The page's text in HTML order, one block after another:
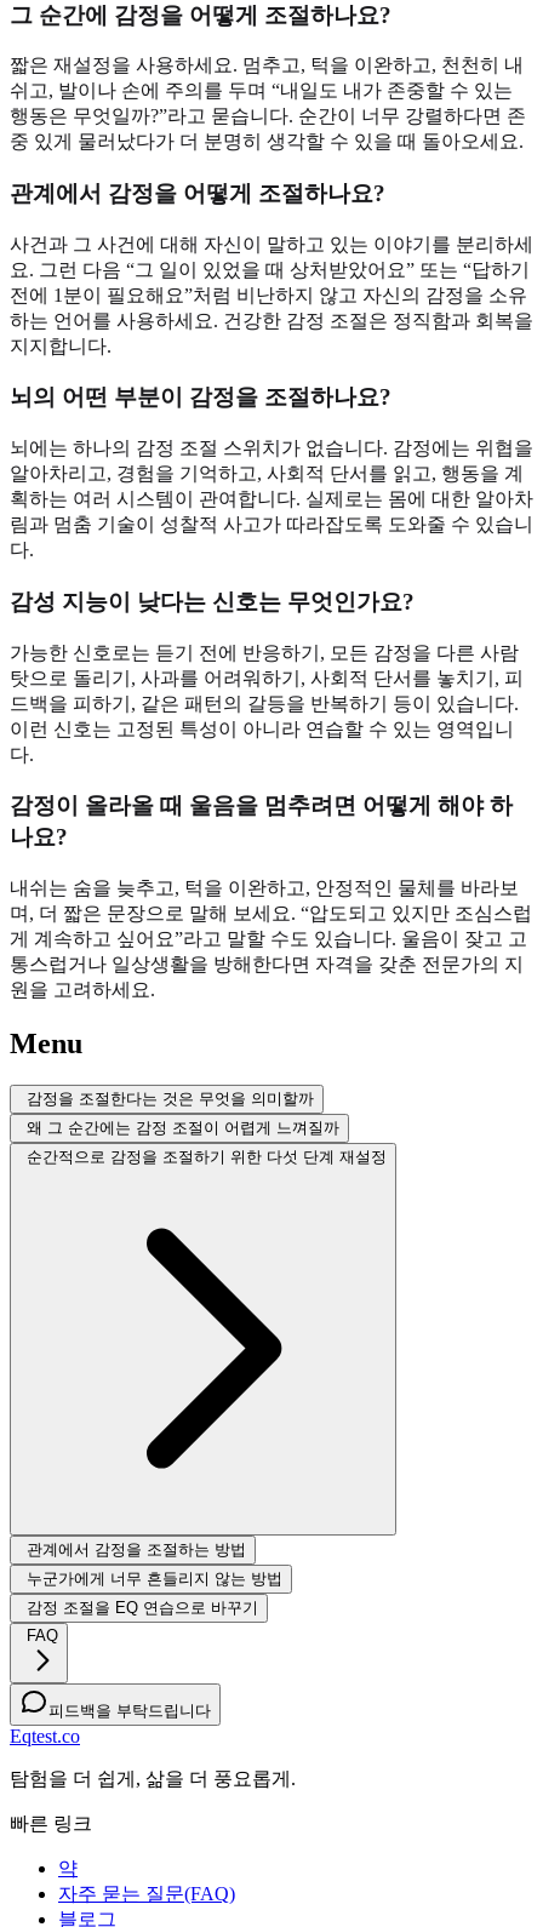
그 순간에 감정을 어떻게 조절하나요?
짧은 재설정을 사용하세요. 멈추고, 턱을 이완하고, 천천히 내
쉬고, 발이나 손에 주의를 두며 “내일도 내가 존중할 수 있는
행동은 무엇일까?”라고 묻습니다. 순간이 너무 강렬하다면 존
중 있게 물러났다가 더 분명히 생각할 수 있을 때 돌아오세요.
관계에서 감정을 어떻게 조절하나요?
사건과 그 사건에 대해 자신이 말하고 있는 이야기를 분리하세
요. 그런 다음 “그 일이 있었을 때 상처받았어요” 또는 “답하기
전에 1분이 필요해요”처럼 비난하지 않고 자신의 감정을 소유
하는 언어를 사용하세요. 건강한 감정 조절은 정직함과 회복을
지지합니다.
뇌의 어떤 부분이 감정을 조절하나요?
뇌에는 하나의 감정 조절 스위치가 없습니다. 감정에는 위협을
알아차리고, 경험을 기억하고, 사회적 단서를 읽고, 행동을 계
획하는 여러 시스템이 관여합니다. 실제로는 몸에 대한 알아차
림과 멈춤 기술이 성찰적 사고가 따라잡도록 도와줄 수 있습니
다.
감성 지능이 낮다는 신호는 무엇인가요?
가능한 신호로는 듣기 전에 반응하기, 모든 감정을 다른 사람
탓으로 돌리기, 사과를 어려워하기, 사회적 단서를 놓치기, 피
드백을 피하기, 같은 패턴의 갈등을 반복하기 등이 있습니다.
이런 신호는 고정된 특성이 아니라 연습할 수 있는 영역입니
다.
감정이 올라올 때 울음을 멈추려면 어떻게 해야 하
나요?
내쉬는 숨을 늦추고, 턱을 이완하고, 안정적인 물체를 바라보
며, 더 짧은 문장으로 말해 보세요. “압도되고 있지만 조심스럽
게 계속하고 싶어요”라고 말할 수도 있습니다. 울음이 잦고 고
통스럽거나 일상생활을 방해한다면 자격을 갖춘 전문가의 지
원을 고려하세요.
Menu
감정을 조절한다는 것은 무엇을 의미할까
왜 그 순간에는 감정 조절이 어렵게 느껴질까
순간적으로 감정을 조절하기 위한 다섯 단계 재설정
관계에서 감정을 조절하는 방법
누군가에게 너무 흔들리지 않는 방법
감정 조절을 EQ 연습으로 바꾸기
FAQ
피드백을 부탁드립니다
Eqtest.co
탐험을 더 쉽게, 삶을 더 풍요롭게.
빠른 링크
약
자주 묻는 질문(FAQ)
블로그